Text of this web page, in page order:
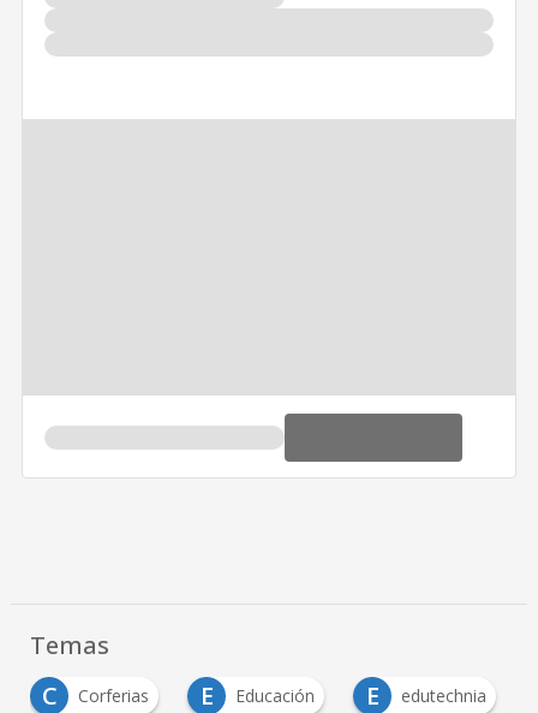
Temas
C
Corferias E Educación E edutechnia